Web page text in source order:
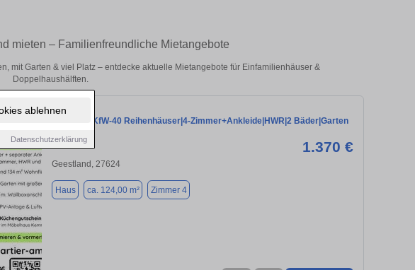
ablehnen
Datenschutzerklärung
mieten – Familienfreundliche Mietangebote
mit Garten & viel Platz – entdecke aktuelle Mietangebote für Einfamilienhäuser &
Doppelhaushälften.
NEUBAU!KfW-40 Reihenhäuser|4-Zimmer+Ankleide|HWR|2 Bäder|Garten
1.370 €
Geestland, 27624
Haus ca. 124,00 m² Zimmer 4